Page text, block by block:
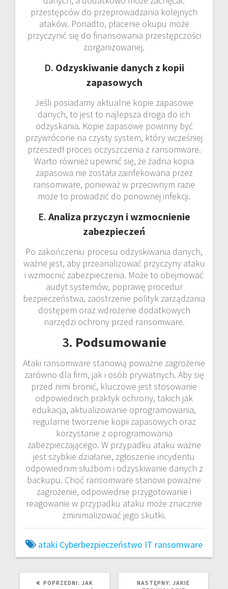
przestępców do przeprowadzania kolejnych
ataków. Ponadto, płacenie okupu może
przyczynić się do finansowania przestępczości
zorganizowanej.
D. Odzyskiwanie danych z kopii
zapasowych
Jeśli posiadamy aktualne kopie zapasowe
danych, to jest to najlepsza droga do ich
odzyskania. Kopie zapasowe powinny być
przywrócone na czysty system, który wcześniej
przeszedł proces oczyszczenia z ransomware.
Warto również upewnić się, że żadna kopia
zapasowa nie została zainfekowana przez
ransomware, ponieważ w przeciwnym razie
może to prowadzić do ponownej infekcji.
E. Analiza przyczyn i wzmocnienie
zabezpieczeń
Po zakończeniu procesu odzyskiwania danych,
ważne jest, aby przeanalizować przyczyny ataku
i wzmocnić zabezpieczenia. Może to obejmować
audyt systemów, poprawę procedur
bezpieczeństwa, zaostrzenie polityk zarządzania
dostępem oraz wdrożenie dodatkowych
narzędzi ochrony przed ransomware.
3. Podsumowanie
Ataki ransomware stanowią poważne zagrożenie
zarówno dla firm, jak i osób prywatnych. Aby się
przed nimi bronić, kluczowe jest stosowanie
odpowiednich praktyk ochrony, takich jak
edukacja, aktualizowanie oprogramowania,
regularne tworzenie kopii zapasowych oraz
korzystanie z oprogramowania
zabezpieczającego. W przypadku ataku ważne
jest szybkie działanie, zgłoszenie incydentu
odpowiednim służbom i odzyskiwanie danych z
backupu. Choć ransomware stanowi poważne
zagrożenie, odpowiednie przygotowanie i
reagowanie w przypadku ataku może znacznie
zminimalizować jego skutki.
ataki Cyberbezpieczeństwo IT ransomware
POPRZEDNI: POPRZEDNI
JAK
NASTĘPNY: NASTĘPNY
JAKIE